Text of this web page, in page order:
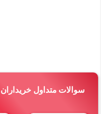
سوالات متداول خریداران